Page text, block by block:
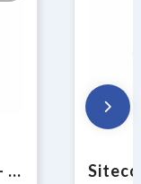
2598 | Xoopar iLo Mini Hub– 4 in 1 Adapter – USB 2.0 Data Transfer - Splitter